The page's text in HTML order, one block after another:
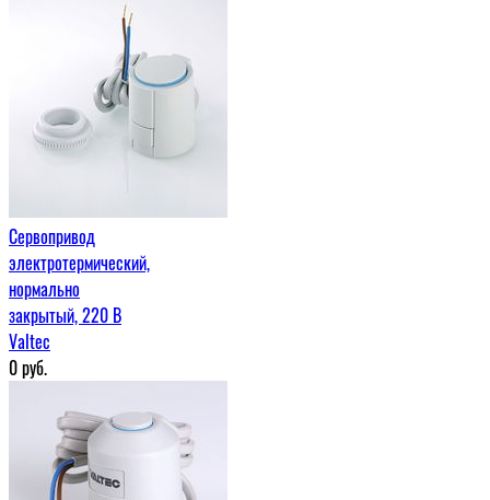
Сервопривод
электротермический,
нормально
закрытый, 220 В
Valtec
0руб.